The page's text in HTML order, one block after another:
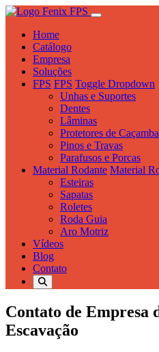
Home
Catálogo
Empresa
Soluções
FPS FPS Toggle Dropdown
Unhas e Suportes
Dentes
Lâminas
Protetores de Caçamba
Pinos e Travas
Parafusos e Porcas
Material Rodante Material
Esteiras
Sapatas
Roletes
Roda Guia
Aro Motriz
Vídeos
Blog
Contato
Contato de Empresa
Escavação